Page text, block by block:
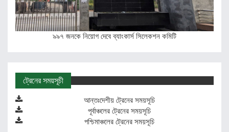
৯৯৭ জনকে নিয়োগ দেবে ব্যাংকার্স সিলেকশন কমিটি
ট্রেনের সময়সূচী
আন্তঃদেশীয় ট্রেনের সময়সূচি
পূর্বাঞ্চলের ট্রেনের সময়সূচি
পশ্চিমাঞ্চলের ট্রেনের সময়সূচি